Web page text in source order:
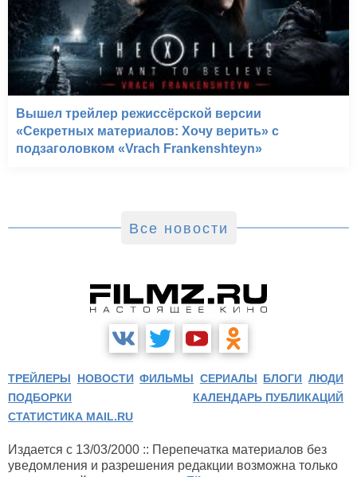
Вышел трейлер режиссёрской версии
«Секретных материалов: Хочу верить» с
подзаголовком «Vrach Frankenshteyn»
Все новости
ТРЕЙЛЕРЫ НОВОСТИ ФИЛЬМЫ СЕРИАЛЫ БЛОГИ ЛЮДИ
ПОДБОРКИ
КАЛЕНДАРЬ ПУБЛИКАЦИЙ
СТАТИСТИКА MAIL.RU
Издается с 13/03/2000 :: Перепечатка материалов без
уведомления и разрешения редакции возможна только